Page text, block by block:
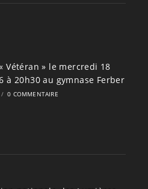
Vétéran » le mercredi 18
à 20h30 au gymnase Ferber
/ 0 COMMENTAIRE